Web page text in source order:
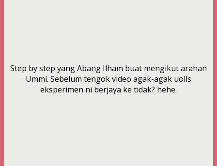
Step by step yang Abang Ilham buat mengikut arahan
Ummi. Sebelum tengok video agak-agak uolls
eksperimen ni berjaya ke tidak? hehe.